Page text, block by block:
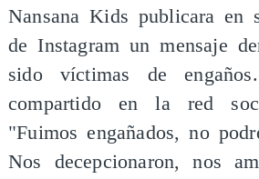
Nansana Kids publicara en
de Instagram un mensaje
sido víctimas de
compartido en la red
"Fuimos engañados, no
Nos decepcionaron, nos